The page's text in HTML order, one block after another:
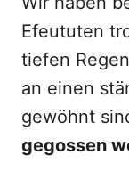
Efeututen
tiefen
an einen
gewöhnt
gegossen